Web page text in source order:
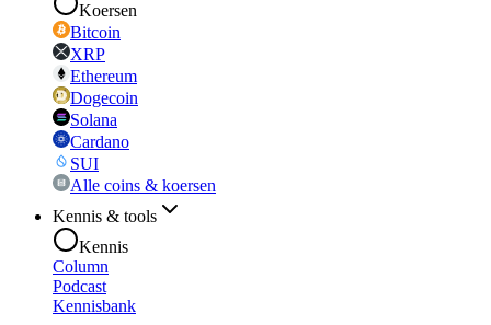
Koersen
Bitcoin
XRP
Ethereum
Dogecoin
Solana
Cardano
SUI
Alle coins & koersen
Kennis & tools
Kennis
Column
Podcast
Kennisbank